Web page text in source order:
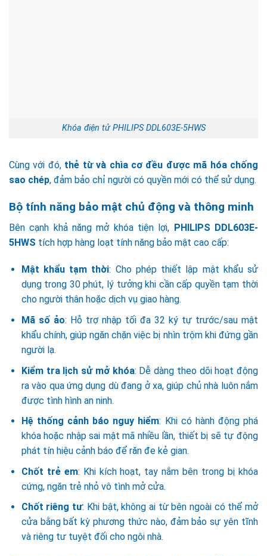
Khóa điện tử PHILIPS DDL603E-5HWS
Cùng với đó, thẻ từ và chìa cơ đều được mã hóa chống
sao chép, đảm bảo chỉ người có quyền mới có thể sử dụng.
Bộ tính năng bảo mật chủ động và thông minh
Bên cạnh khả năng mở khóa tiện lợi, PHILIPS DDL603E-
5HWS tích hợp hàng loạt tính năng bảo mật cao cấp:
Mật khẩu tạm thời: Cho phép thiết lập mật khẩu sử
dụng trong 30 phút, lý tưởng khi cần cấp quyền tạm thời
cho người thân hoặc dịch vụ giao hàng.
Mã số ảo: Hỗ trợ nhập tối đa 32 ký tự trước/sau mật
khẩu chính, giúp ngăn chặn việc bị nhìn trộm khi đứng gần
người lạ.
Kiểm tra lịch sử mở khóa: Dễ dàng theo dõi hoạt động
ra vào qua ứng dụng dù đang ở xa, giúp chủ nhà luôn nắm
được tình hình an ninh.
Hệ thống cảnh báo nguy hiểm: Khi có hành động phá
khóa hoặc nhập sai mật mã nhiều lần, thiết bị sẽ tự động
phát tín hiệu cảnh báo để răn đe kẻ gian.
Chốt trẻ em: Khi kích hoạt, tay nắm bên trong bị khóa
cứng, ngăn trẻ nhỏ vô tình mở cửa.
Chốt riêng tư: Khi bật, không ai từ bên ngoài có thể mở
cửa bằng bất kỳ phương thức nào, đảm bảo sự yên tĩnh
và riêng tư tuyệt đối cho ngôi nhà.